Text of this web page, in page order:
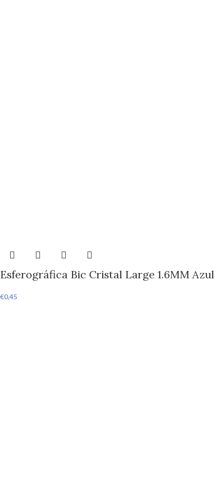
Esferográfica Bic Cristal Large 1.6MM Azul
€0,45